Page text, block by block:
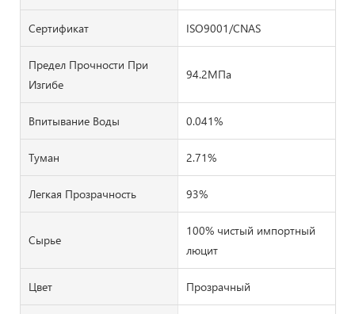
Сертификат ISO9001/CNAS
Предел Прочности При
Изгибе
94.2МПа
Впитывание Воды 0.041%
Туман 2.71%
Легкая Прозрачность 93%
Сырье
100% чистый импортный
люцит
Цвет Прозрачный